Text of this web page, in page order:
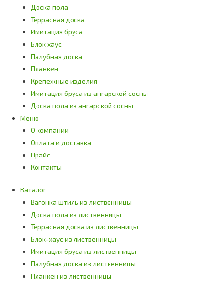
Доска пола
Террасная доска
Имитация бруса
Блок хаус
Палубная доска
Планкен
Крепежные изделия
Имитация бруса из ангарской сосны
Доска пола из ангарской сосны
Меню
О компании
Оплата и доставка
Прайс
Контакты
Каталог
Вагонка штиль из лиственницы
Доска пола из лиственницы
Террасная доска из лиственницы
Блок-хаус из лиственницы
Имитация бруса из лиственницы
Палубная доска из лиственницы
Планкен из лиственницы